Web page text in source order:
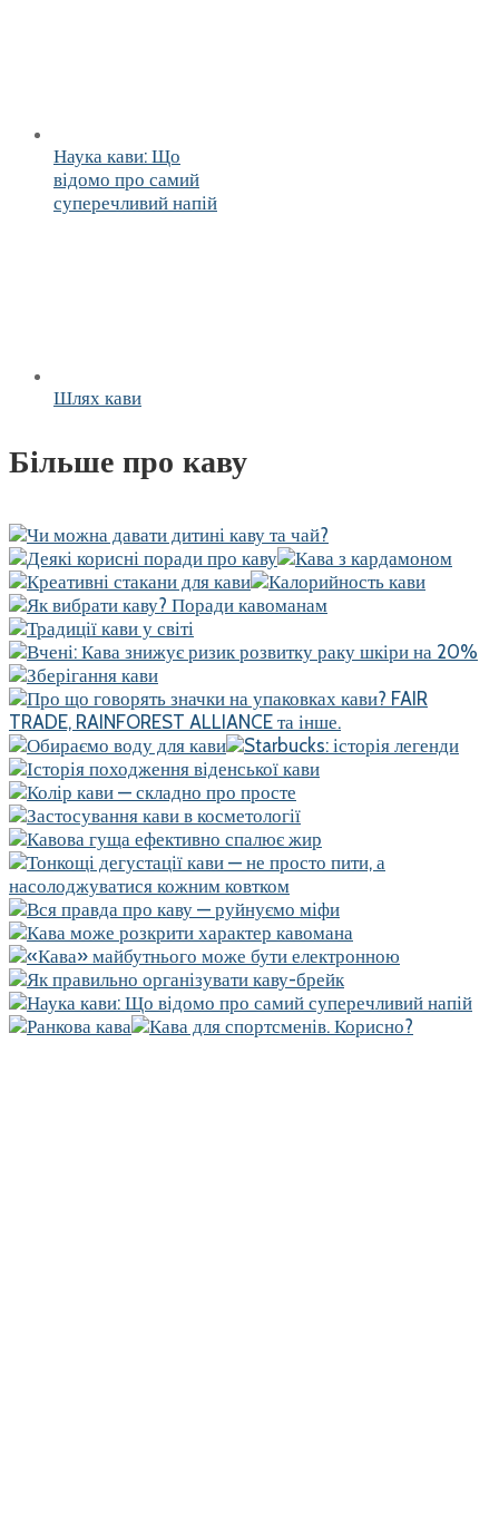
Наука кави: Що
відомо про самий
суперечливий напій
Шлях кави
Більше про каву